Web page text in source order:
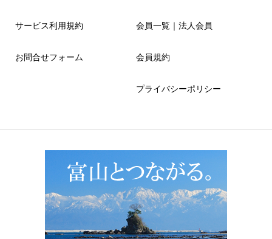
サービス利用規約
お問合せフォーム
会員一覧｜法人会員
会員規約
プライバシーポリシー